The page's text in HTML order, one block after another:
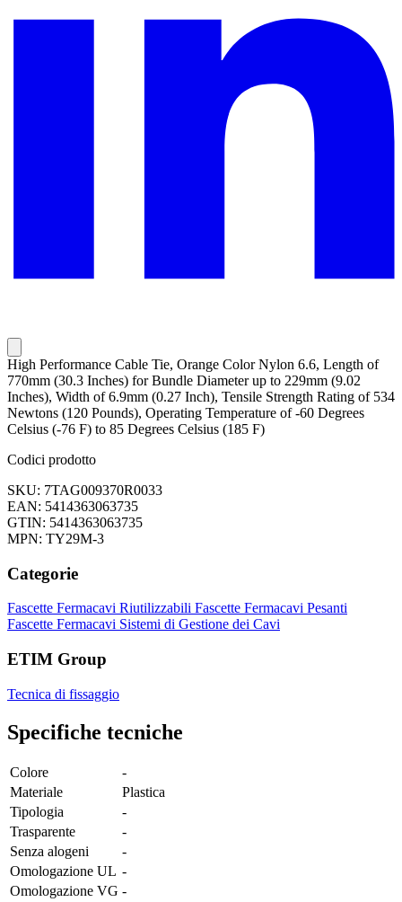
High Performance Cable Tie, Orange Color Nylon 6.6, Length of
770mm (30.3 Inches) for Bundle Diameter up to 229mm (9.02
Inches), Width of 6.9mm (0.27 Inch), Tensile Strength Rating of 534
Newtons (120 Pounds), Operating Temperature of -60 Degrees
Celsius (-76 F) to 85 Degrees Celsius (185 F)
Codici prodotto
SKU: 7TAG009370R0033
EAN: 5414363063735
GTIN: 5414363063735
MPN: TY29M-3
Categorie
Fascette Fermacavi Riutilizzabili Fascette Fermacavi Pesanti
Fascette Fermacavi Sistemi di Gestione dei Cavi
ETIM Group
Tecnica di fissaggio
Specifiche tecniche
Colore
-
Materiale
Plastica
Tipologia
-
Trasparente
-
Senza alogeni
-
Omologazione UL -
Omologazione VG -